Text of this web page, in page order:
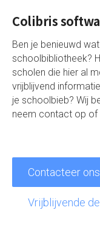
Colibris
Ben je benieuwd
schoolbibliotheek?
scholen die hier al
vrijblijvend
je schoolbieb? Wij
neem contact op of
Contacteer ons
Vrijblijvende